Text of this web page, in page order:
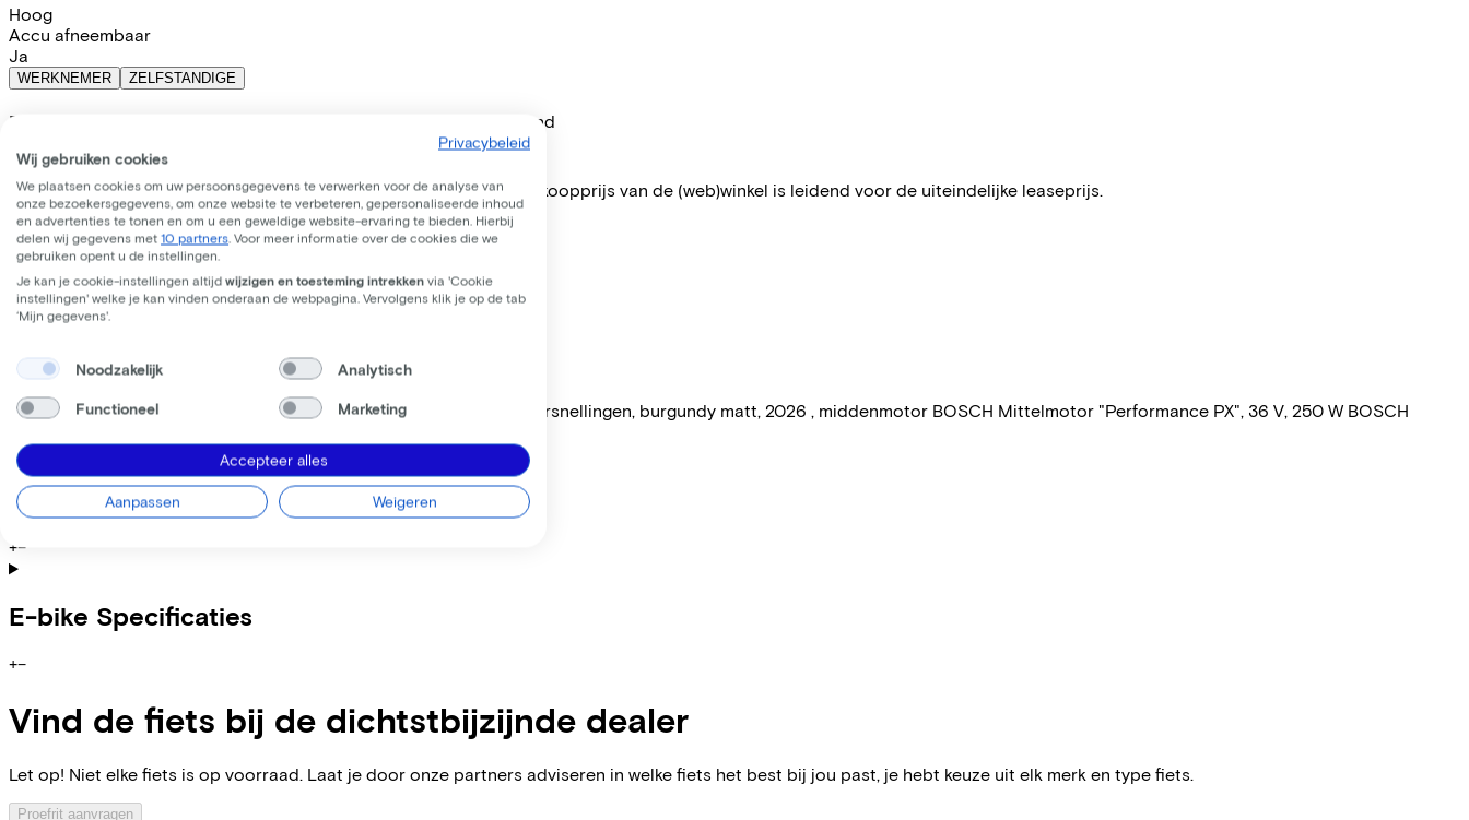
Hoog
Accu afneembaar
Ja
WERKNEMER ZELFSTANDIGE
Deze fiets lease je via je werkgever. Bereken de leaseprijs per maand
Mijn werkgever betaalt
Let op: de vermelde lease- en verkoopprijzen zijn indicatief. De verkoopprijs van de (web)winkel is leidend voor de uiteindelijke leaseprijs.
Leaseprijs p/m vanaf
€81,23
Incl. Service & verzekeringspakket
Overnameprijs na 3 jaar: €679,99
CONWAY Cairon C 1.0 600 , 27" - 41cm , SHIMANO "Cues" met 9 versnellingen, burgundy matt, 2026 , middenmotor BOSCH Mittelmotor "Performance PX", 36 V, 250 W BOSCH
Specificaties
+−
E-bike Specificaties
+−
Vind de fiets bij de dichtstbijzijnde dealer
Let op! Niet elke fiets is op voorraad. Laat je door onze partners adviseren in welke fiets het best bij jou past, je hebt keuze uit elk merk en type fiets.
Proefrit aanvragen
Privacybeleid
Wij gebruiken cookies
We plaatsen cookies om uw persoonsgegevens te verwerken voor de analyse van
onze bezoekersgegevens, om onze website te verbeteren, gepersonaliseerde inhoud
en advertenties te tonen en om u een geweldige website-ervaring te bieden. Hierbij
delen wij gegevens met 10 partners . Voor meer informatie over de cookies die we
gebruiken opent u de instellingen.
Je kan je cookie-instellingen altijd wijzigen en toesteming intrekken via 'Cookie
instellingen' welke je kan vinden onderaan de webpagina. Vervolgens klik je op de tab
‘Mijn gegevens'.
Noodzakelijk Analytisch
Functioneel Marketing
Accepteer alles
Aanpassen Weigeren